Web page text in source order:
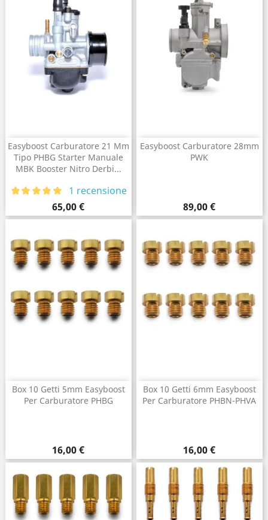
Easyboost Carburatore 21 Mm
Tipo PHBG Starter Manuale
MBK Booster Nitro Derbi...
Prezzo
65,00 €
1 recensione
Easyboost Carburatore 28mm
PWK
Prezzo
89,00 €
Box 10 Getti 5mm Easyboost
Per Carburatore PHBG
Prezzo
16,00 €
Box 10 Getti 6mm Easyboost
Per Carburatore PHBN-PHVA
Prezzo
16,00 €